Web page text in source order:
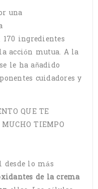
una
ingredientes
acción mutua. A la
le ha añadido
cuidadores y
QUE TE
TIEMPO
desde lo más
de la crema